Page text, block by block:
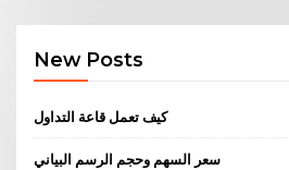
New Posts
كيف تعمل قاعة التداول
سعر السهم وحجم الرسم البياني